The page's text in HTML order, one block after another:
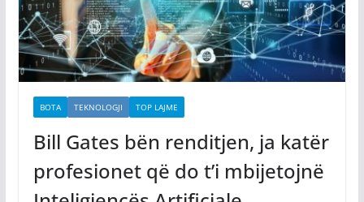
BOTA TEKNOLOGJI TOP LAJME
Bill Gates bën renditjen, ja katër
profesionet që do t’i mbijetojnë